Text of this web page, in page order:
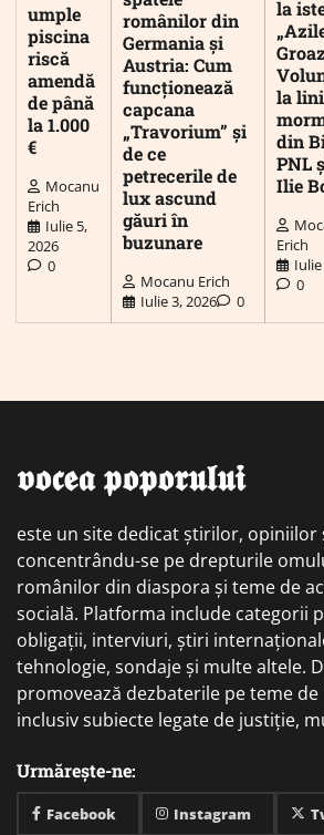
umple
piscina
riscă
amendă
de până
la 1.000
€
Mocanu
Erich
Iulie 5,
2026
0
românilor din
Germania și
Austria: Cum
funcționează
capcana
„Travorium” și
de ce
petrecerile de
lux ascund
găuri în
buzunare
Mocanu Erich
Iulie 3, 2026
0
la
la
din
PNL
Ilie
Erich
0
𝖛𝖔𝖈𝖊𝖆 𝖕𝖔𝖕𝖔𝖗𝖚𝖑𝖚𝖎
este un site dedicat știrilor,
concentrându-se pe drepturile
românilor din diaspora și teme de
socială. Platforma include categorii
obligații, interviuri, știri
tehnologie, sondaje și multe altele.
promovează dezbaterile pe teme
inclusiv subiecte legate de justiție,
Urmărește-ne:
Facebook Instagram